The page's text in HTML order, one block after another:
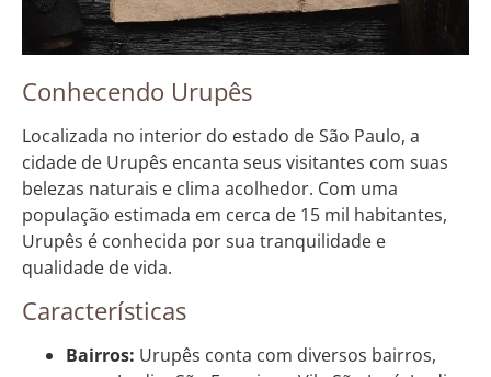
Conhecendo Urupês
Localizada no interior do estado de São Paulo, a
cidade de Urupês encanta seus visitantes com suas
belezas naturais e clima acolhedor. Com uma
população estimada em cerca de 15 mil habitantes,
Urupês é conhecida por sua tranquilidade e
qualidade de vida.
Características
Bairros: Urupês conta com diversos bairros,